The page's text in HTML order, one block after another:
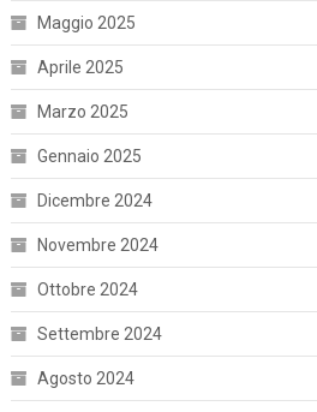
Maggio 2025
Aprile 2025
Marzo 2025
Gennaio 2025
Dicembre 2024
Novembre 2024
Ottobre 2024
Settembre 2024
Agosto 2024